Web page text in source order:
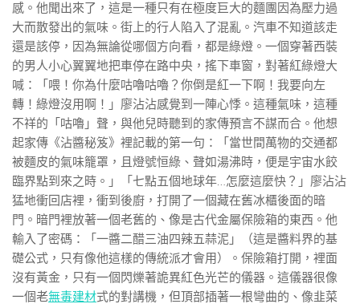
感。他聞出來了，這是一種只有在極度巨大的麵團因為壓力過
大而散發出的氣味。街上的行人陷入了混亂。汽車不知道該走
還是該停，因為無論從哪個方向看，都是綠燈。一個穿著西裝
的男人小心翼翼地把車停在路中央，搖下車窗，對著紅綠燈大
喊：「喂！你為什麼咕嚕咕嚕？你倒是紅一下啊！我要向左
轉！綠燈沒用啊！」廖沾沾感覺到一陣心悸。這種氣味，這種
不祥的「咕嚕」聲，與他兒時聽到的家傳預言不謀而合。他想
起家傳《沾醬秘笈》裡記載的第一句：「當世間萬物的交通都
被麵皮的氣味籠罩，且燈號恒綠、聲如湯沸時，便是宇宙水餃
臨界點到來之時。」「七點五個地球年…怎麼這麼快？」廖沾沾
猛地衝回店裡，衝到後廚，打開了一個藏在舊冰櫃後面的暗
門。暗門裡放著一個老舊的、像是古代金屬保險箱的東西。他
輸入了密碼：「一醬二醋三油四辣五蒜泥」（這是醬料界的基
礎公式，只有像他這樣的傳統派才會用）。保險箱打開，裡面
沒有黃金，只有一個閃爍著詭異紅色光芒的儀器。這儀器很像
一個老無毒建材式的對講機，但頂部插著一根彎曲的、像韭菜